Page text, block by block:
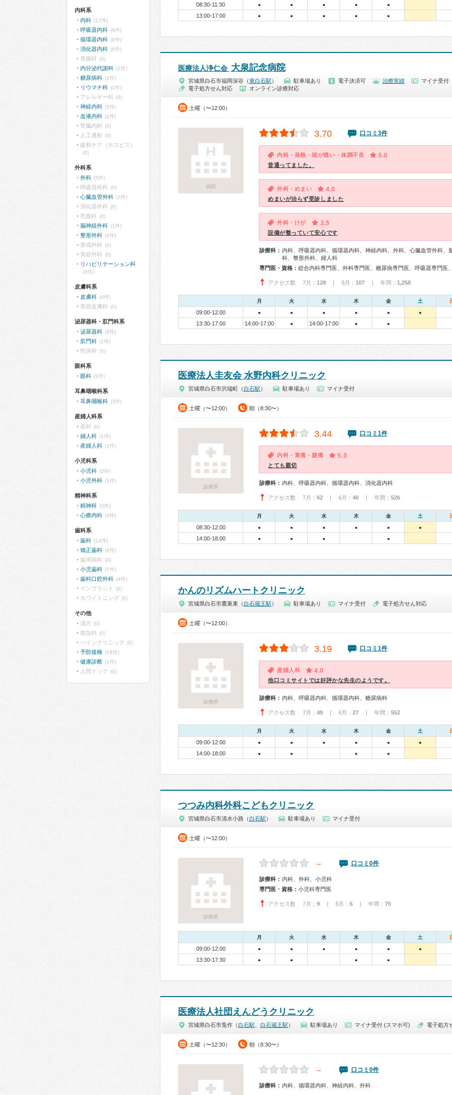
08:30-11:30 ● ● ● ● ●
13:00-17:00 ● ● ● ● ●
医療法人浄仁会 大泉記念病院
宮城県白石市福岡深谷（東白石駅 ） 駐車場あり 電子決済可 治療実績
マイナ受付
電子処方せん対応
オンライン診療対応
土曜（〜12:00）
病院
3.70 口コミ3件
内科・発熱・頭が痛い・体調不良 5.0
昔通ってました。
外科・めまい 4.0
めまいが治らず受診しました
外科・けが 3.5
設備が整っていて安心です
診療科： 内科、呼吸器内科、循環器内科、神経内科、外科、心臓血管外科、
科、整形外科、婦人科
専門医・資格：
アクセス数 7月： 128 | 6月： 107 | 年間： 1,258
月 火 水 木 金 土
09:00-12:00 ● ● ● ● ● ●
13:30-17:00 14:00-17:00 ● 14:00-17:00 ● ●
医療法人圭友会 水野内科クリニック
宮城県白石市沢端町（白石駅 ） 駐車場あり マイナ受付
土曜（〜12:00） 朝（8:30〜）
診療所
3.44 口コミ1件
内科・胃痛・腹痛 5.0
とても親切
診療科： 内科、呼吸器内科、循環器内科、消化器内科
アクセス数 7月： 62 | 6月： 46 | 年間： 526
月 火 水 木 金 土
08:30-12:00 ● ● ● ● ● ●
14:00-18:00 ● ● ● ●
かんのリズムハートクリニック
宮城県白石市鷹巣東（白石蔵王駅 ） 駐車場あり マイナ受付 電子処方せん対応
土曜（〜12:00）
診療所
3.19 口コミ1件
産婦人科 4.0
他口コミサイトでは好評かな先生のようです。
診療科： 内科、呼吸器内科、循環器内科、糖尿病科
アクセス数 7月： 49 | 6月： 27 | 年間： 552
月 火 水 木 金 土
09:00-12:00 ● ● ● ● ● ●
14:00-18:00 ● ● ● ●
つつみ内科外科こどもクリニック
宮城県白石市清水小路（白石駅 ） 駐車場あり マイナ受付
土曜（〜12:00）
診療所
－ 口コミ0件
診療科： 内科、外科、小児科
専門医・資格： 小児科専門医
アクセス数 7月： 9 | 6月： 6 | 年間： 75
月 火 水 木 金 土
09:00-12:00 ● ● ● ● ● ●
13:30-17:30 ● ● ● ●
医療法人社団えんどうクリニック
宮城県白石市兎作（白石駅 白石蔵王駅 ） 駐車場あり マイナ受付 (スマホ可) 電子処方
土曜（〜12:30） 朝（8:30〜）
－ 口コミ0件
診療科： 内科、循環器内科、神経内科、外科
内科系
内科 (17件)
呼吸器内科 (6件)
循環器内科 (8件)
消化器内科 (6件)
胃腸科 (0)
内分泌代謝科 (1件)
糖尿病科 (2件)
リウマチ科 (1件)
アレルギー科 (0)
神経内科 (5件)
血液内科 (1件)
腎臓内科 (0)
人工透析 (0)
緩和ケア（ホスピス）
(0)
外科系
外科 (5件)
呼吸器外科 (0)
心臓血管外科 (1件)
消化器外科 (0)
乳腺科 (0)
脳神経外科 (1件)
整形外科 (4件)
形成外科 (0)
美容外科 (0)
リハビリテーション科
(3件)
皮膚科系
皮膚科 (4件)
美容皮膚科 (0)
泌尿器科・肛門科系
泌尿器科 (2件)
肛門科 (1件)
性病科 (0)
眼科系
眼科 (3件)
耳鼻咽喉科系
耳鼻咽喉科 (3件)
産婦人科系
産科 (0)
婦人科 (1件)
産婦人科 (1件)
小児科系
小児科 (5件)
小児外科 (1件)
精神科系
精神科 (3件)
心療内科 (3件)
歯科系
歯科 (14件)
矯正歯科 (6件)
歯周病科 (0)
小児歯科 (7件)
歯科口腔外科 (4件)
インプラント (0)
ホワイトニング (0)
その他
漢方 (0)
救急科 (0)
ペインクリニック (0)
予防接種 (18件)
健康診断 (1件)
人間ドック (0)